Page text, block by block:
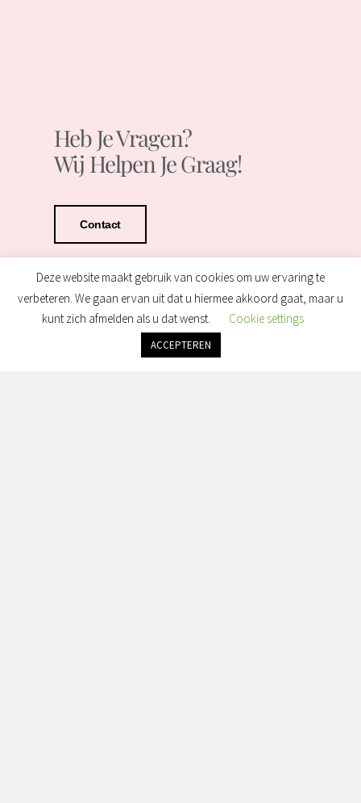
Heb Je Vragen?
Wij Helpen Je Graag!
Contact
Deze website maakt gebruik van cookies om uw ervaring te
verbeteren. We gaan ervan uit dat u hiermee akkoord gaat, maar u
kunt zich afmelden als u dat wenst.
Cookie settings
ACCEPTEREN